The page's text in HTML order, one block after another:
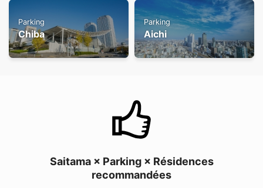
Parking
Chiba
Parking
Aichi
Saitama × Parking × Résidences
recommandées